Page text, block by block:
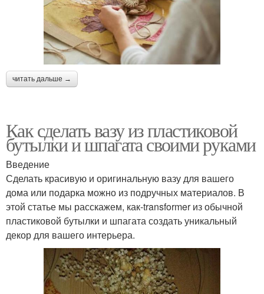
читать дальше →
Как сделать вазу из пластиковой
бутылки и шпагата своими руками
Введение
Сделать красивую и оригинальную вазу для вашего
дома или подарка можно из подручных материалов. В
этой статье мы расскажем, как-transformer из обычной
пластиковой бутылки и шпагата создать уникальный
декор для вашего интерьера.